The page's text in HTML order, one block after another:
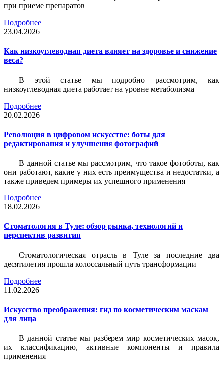
при приеме препаратов
Подробнее
23.04.2026
Как низкоуглеводная диета влияет на здоровье и снижение
веса?
В этой статье мы подробно рассмотрим, как
низкоуглеводная диета работает на уровне метаболизма
Подробнее
20.02.2026
Революция в цифровом искусстве: боты для
редактирования и улучшения фотографий
В данной статье мы рассмотрим, что такое фотоботы, как
они работают, какие у них есть преимущества и недостатки, а
также приведем примеры их успешного применения
Подробнее
18.02.2026
Стоматология в Туле: обзор рынка, технологий и
перспектив развития
Стоматологическая отрасль в Туле за последние два
десятилетия прошла колоссальный путь трансформации
Подробнее
11.02.2026
Искусство преображения: гид по косметическим маскам
для лица
В данной статье мы разберем мир косметических масок,
их классификацию, активные компоненты и правила
применения